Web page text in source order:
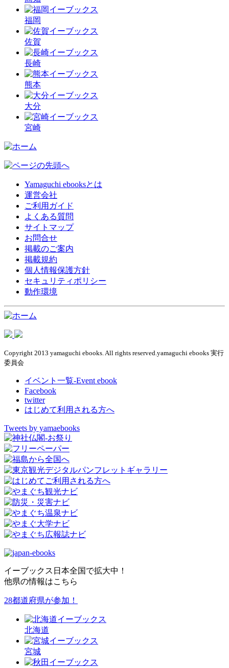
福岡
佐賀
長崎
熊本
大分
宮崎
Yamaguchi ebooksとは
運営会社
ご利用ガイド
よくある質問
サイトマップ
お問合せ
掲載のご案内
掲載規約
個人情報保護方針
セキュリティポリシー
動作環境
Copyright 2013 yamaguchi ebooks. All rights reserved.yamaguchi ebooks 実行
委員会
イベント一覧-Event ebook
Facebook
twitter
はじめて利用される方へ
Tweets by yamaebooks
イーブックス日本全国で拡大中！
他県の情報はこちら
28都道府県が参加！
北海道
宮城